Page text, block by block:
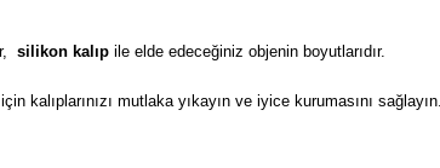
silikon kalıp ile elde edeceğiniz objenin boyutlarıdır.
mutlaka yıkayın ve iyice kurumasını sağlayın.